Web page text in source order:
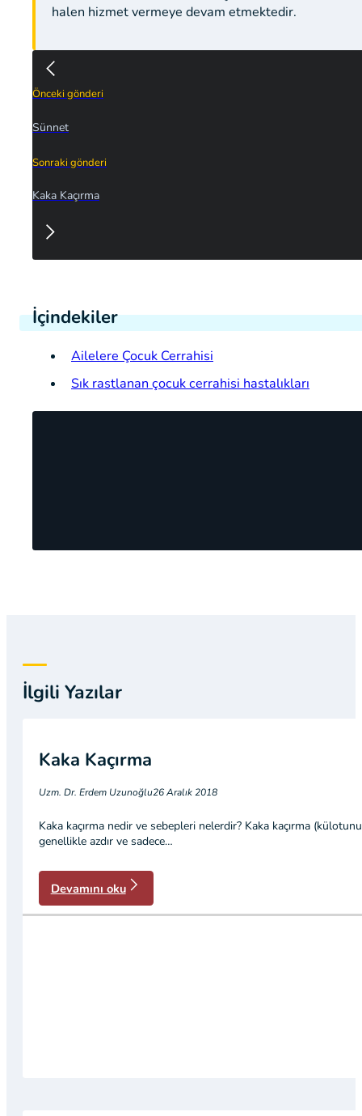
İçindekiler
Ailelere Çocuk Cerrahisi
Sık rastlanan çocuk cerrahisi hastalıkları
halen hizmet vermeye devam etmektedir.
Önceki gönderi
Sünnet
Sonraki gönderi
Kaka Kaçırma
İlgili Yazılar
Kaka Kaçırma
Uzm. Dr. Erdem Uzunoğlu26 Aralık 2018
Kaka kaçırma nedir ve sebepleri nelerdir? Kaka kaçırma
genellikle azdır ve sadece…
Devamını oku